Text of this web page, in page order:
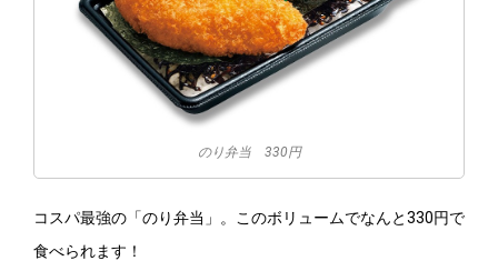
のり弁当 330円
コスパ最強の「のり弁当」。このボリュームでなんと330円で
食べられます！